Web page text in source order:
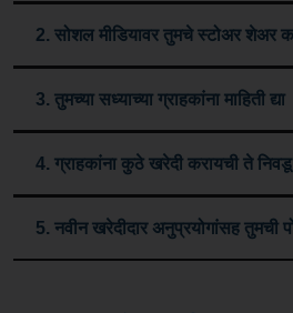
2. सोशल मीडियावर तुमचे स्टोअर शेअर
3. तुमच्या सध्याच्या ग्राहकांना माहिती द्या
4. ग्राहकांना कुठे खरेदी करायची ते निवडू
5. नवीन खरेदीदार अनुप्रयोगांसह तुमची